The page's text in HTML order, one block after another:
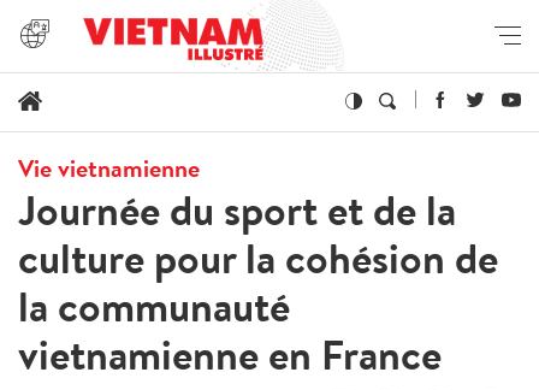
Vie vietnamienne
Journée du sport et de la
culture pour la cohésion de
la communauté
vietnamienne en France